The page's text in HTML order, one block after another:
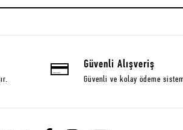
Güvenli Alışveriş
Güvenli ve kolay ödeme